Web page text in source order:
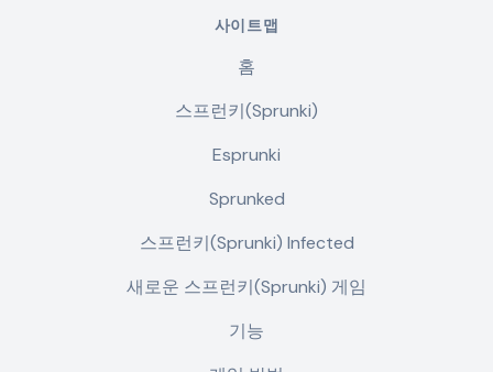
사이트맵
홈
스프런키(Sprunki)
Esprunki
Sprunked
스프런키(Sprunki) Infected
새로운 스프런키(Sprunki) 게임
기능